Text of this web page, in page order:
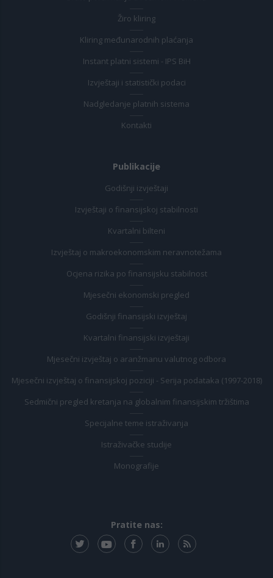
Žiro kliring
Kliring međunarodnih plaćanja
Instant platni sistemi - IPS BiH
Izvještaji i statistički podaci
Nadgledanje platnih sistema
Kontakti
Publikacije
Godišnji izvještaji
Izvještaji o finansijskoj stabilnosti
Kvartalni bilteni
Izvještaj o makroekonomskim neravnotežama
Ocjena rizika po finansijsku stabilnost
Mjesečni ekonomski pregled
Godišnji finansijski izvještaj
Kvartalni finansijski izvještaji
Mjesečni izvještaj o aranžmanu valutnog odbora
Mjesečni izvještaj o finansijskoj poziciji - Serija podataka (1997-2018)
Sedmični pregled kretanja na globalnim finansijskim tržištima
Specijalne teme istraživanja
Istraživačke studije
Monografije
Pratite nas: